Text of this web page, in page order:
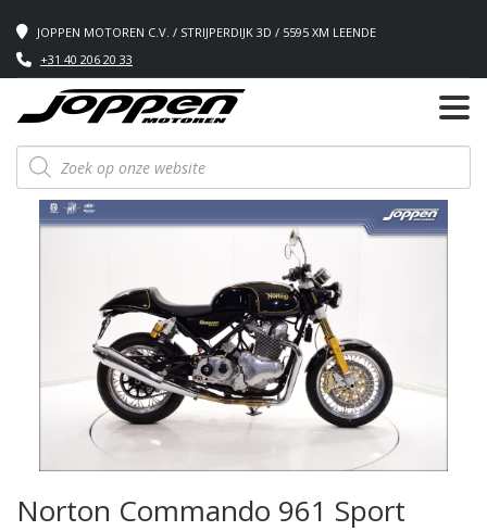
JOPPEN MOTOREN C.V. / STRIJPERDIJK 3D / 5595 XM LEENDE
+31 40 206 20 33
Producten
zoeken
Norton Commando 961 Sport